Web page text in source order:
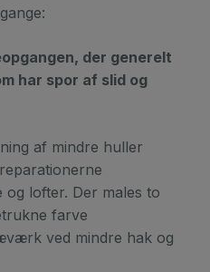
der generelt
har spor af slid og
af mindre huller
lofter. Der males to
farve
ved mindre hak og